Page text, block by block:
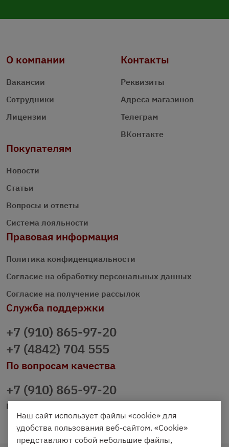
О компании
Вакансии
Сотрудники
Лицензии
Контакты
Реквизиты
Адреса магазинов
Телеграм
ВКонтакте
Покупателям
Новости
Статьи
Вопросы и ответы
Система лояльности
Правовая информация
Политика конфиденциальности
Согласие на обработку персональных данных
Согласие на получение рассылок
Служба поддержки
+7 (910) 865-97-20
+7 (4842) 704 555
По вопросам качества
+7 (910) 865-97-20
prazdnichniy40@palmi.ru
Наш сайт использует файлы «cookie» для
удобства пользования веб-сайтом. «Cookie»
представляют собой небольшие файлы,